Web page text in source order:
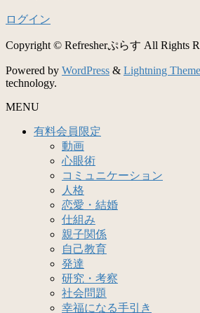
ログイン
Copyright © Refresherぷらす All Rights
Powered by WordPress & Lightning Theme
technology.
MENU
有料会員限定
動画
心眼術
コミュニケーション
人格
恋愛・結婚
仕組み
親子関係
自己教育
発達
研究・考察
社会問題
幸福になる手引き